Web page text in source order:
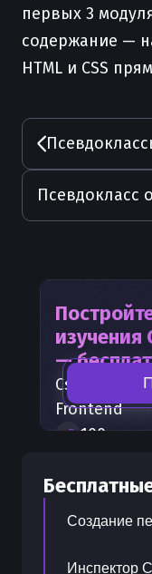
первых 3
содержание —
HTML и CSS
изучения
—
Css
— часть
Frontend
100+
300
Создание
Инспектор